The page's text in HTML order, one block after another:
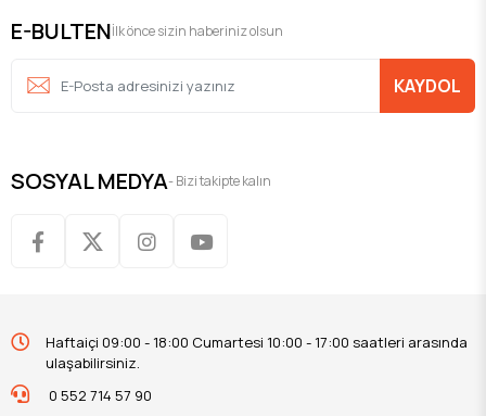
E-BULTENİlk önce sizin haberiniz olsun
KAYDOL
SOSYAL MEDYA- Bizi takipte kalın
Haftaiçi 09:00 - 18:00 Cumartesi 10:00 - 17:00 saatleri arasında
ulaşabilirsiniz.
0 552 714 57 90